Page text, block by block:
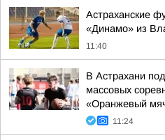
Астраханские
«Динамо» из
11:40
В Астрахани
массовых
«Оранжевый
11:24